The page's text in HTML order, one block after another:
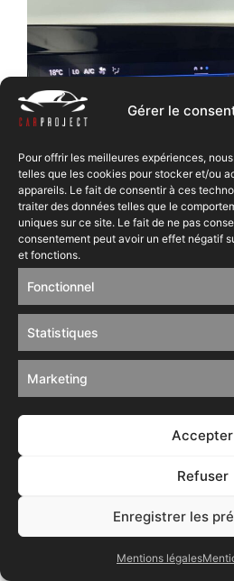
Gérer le
Pour offrir les meilleures expériences,
telles que les cookies pour stocker et/ou
appareils. Le fait de consentir à ces
traiter des données telles que le
uniques sur ce site. Le fait de ne pas
consentement peut avoir un effet négatif
et fonctions.
Fonctionnel
Statistiques
Marketing
Accepter
Refuser
Enregistrer les
Mentions légales
Appeler
CarProject